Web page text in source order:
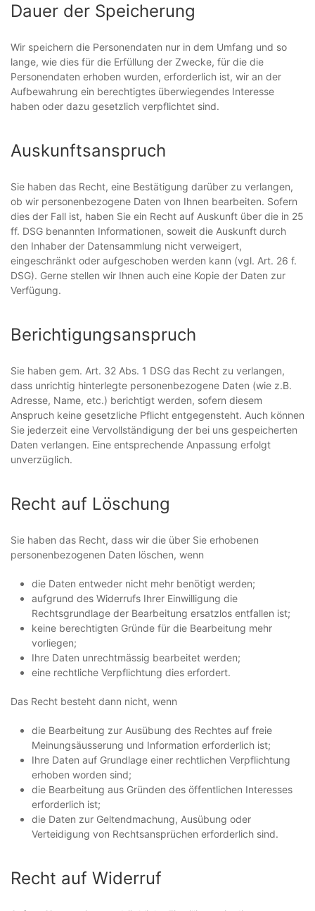
Dauer der Speicherung
Wir speichern die Personendaten nur in dem Umfang und so
lange, wie dies für die Erfüllung der Zwecke, für die die
Personendaten erhoben wurden, erforderlich ist, wir an der
Aufbewahrung ein berechtigtes überwiegendes Interesse
haben oder dazu gesetzlich verpflichtet sind.
Auskunftsanspruch
Sie haben das Recht, eine Bestätigung darüber zu verlangen,
ob wir personenbezogene Daten von Ihnen bearbeiten. Sofern
dies der Fall ist, haben Sie ein Recht auf Auskunft über die in 25
ff. DSG benannten Informationen, soweit die Auskunft durch
den Inhaber der Datensammlung nicht verweigert,
eingeschränkt oder aufgeschoben werden kann (vgl. Art. 26 f.
DSG). Gerne stellen wir Ihnen auch eine Kopie der Daten zur
Verfügung.
Berichtigungsanspruch
Sie haben gem. Art. 32 Abs. 1 DSG das Recht zu verlangen,
dass unrichtig hinterlegte personenbezogene Daten (wie z.B.
Adresse, Name, etc.) berichtigt werden, sofern diesem
Anspruch keine gesetzliche Pflicht entgegensteht. Auch können
Sie jederzeit eine Vervollständigung der bei uns gespeicherten
Daten verlangen. Eine entsprechende Anpassung erfolgt
unverzüglich.
Recht auf Löschung
Sie haben das Recht, dass wir die über Sie erhobenen
personenbezogenen Daten löschen, wenn
die Daten entweder nicht mehr benötigt werden;
aufgrund des Widerrufs Ihrer Einwilligung die
Rechtsgrundlage der Bearbeitung ersatzlos entfallen ist;
keine berechtigten Gründe für die Bearbeitung mehr
vorliegen;
Ihre Daten unrechtmässig bearbeitet werden;
eine rechtliche Verpflichtung dies erfordert.
Das Recht besteht dann nicht, wenn
die Bearbeitung zur Ausübung des Rechtes auf freie
Meinungsäusserung und Information erforderlich ist;
Ihre Daten auf Grundlage einer rechtlichen Verpflichtung
erhoben worden sind;
die Bearbeitung aus Gründen des öffentlichen Interesses
erforderlich ist;
die Daten zur Geltendmachung, Ausübung oder
Verteidigung von Rechtsansprüchen erforderlich sind.
Recht auf Widerruf